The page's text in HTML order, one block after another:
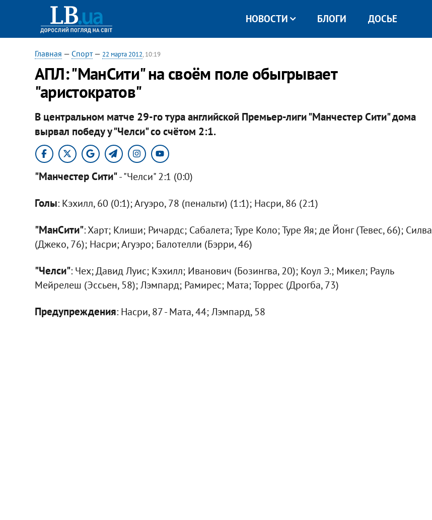
НОВОСТИ БЛОГИ ДОСЬЕ
Главная — Спорт— 22 марта 2012, 10:19
АПЛ: "МанСити" на своём поле обыгрывает
"аристократов"
В центральном матче 29-го тура английской Премьер-лиги "Манчестер Сити" дома
вырвал победу у "Челси" со счётом 2:1.
"Манчестер Сити"- "Челси" 2:1 (0:0)
Голы: Кэхилл, 60 (0:1); Агуэро, 78 (пенальти) (1:1); Насри, 86 (2:1)
"МанСити": Харт; Клиши; Ричардс; Сабалета; Туре Коло; Туре Яя; де Йонг (Тевес, 66); Силва
(Джеко, 76); Насри; Агуэро; Балотелли (Бэрри, 46)
"Челси": Чех; Давид Луис; Кэхилл; Иванович (Бозингва, 20); Коул Э.; Микел; Рауль
Мейрелеш (Эссьен, 58); Лэмпард; Рамирес; Мата; Торрес (Дрогба, 73)
Предупреждения: Насри, 87 - Мата, 44; Лэмпард, 58